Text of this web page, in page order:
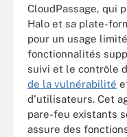
CloudPassage, qui
Halo et sa plate-
pour un usage
fonctionnalités
suivi et le contrôle
de la vulnérabilité
d'utilisateurs. Cet
pare-feu existants
assure des